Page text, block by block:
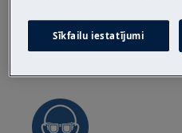
Sīkfailu iestatījumi